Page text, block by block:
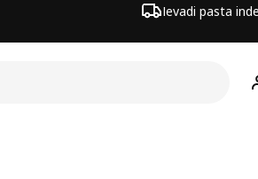
Ievadi pasta